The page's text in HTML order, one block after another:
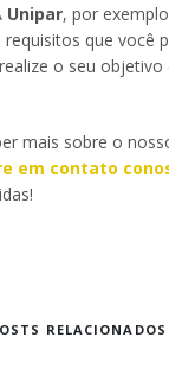
Unipar, por
que você
o seu objetivo
mais sobre o
em contato
RELACIONADOS